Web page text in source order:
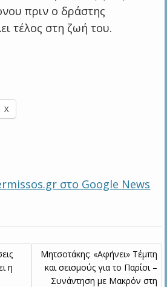
πριν ο δράστης
τέλος στη ζωή του.
X
στο Google News
η
Μητσοτάκης: «Αφήνει» Τέμπη
και σεισμούς για το Παρίσι –
Συνάντηση με Μακρόν στη